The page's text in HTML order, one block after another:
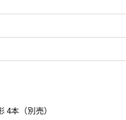
本（別売）